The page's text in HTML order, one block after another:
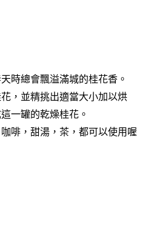
時總會飄溢滿城的桂花香。
，並精挑出適當大小加以烘
一罐的乾燥桂花。
啡，甜湯，茶，都可以使用喔